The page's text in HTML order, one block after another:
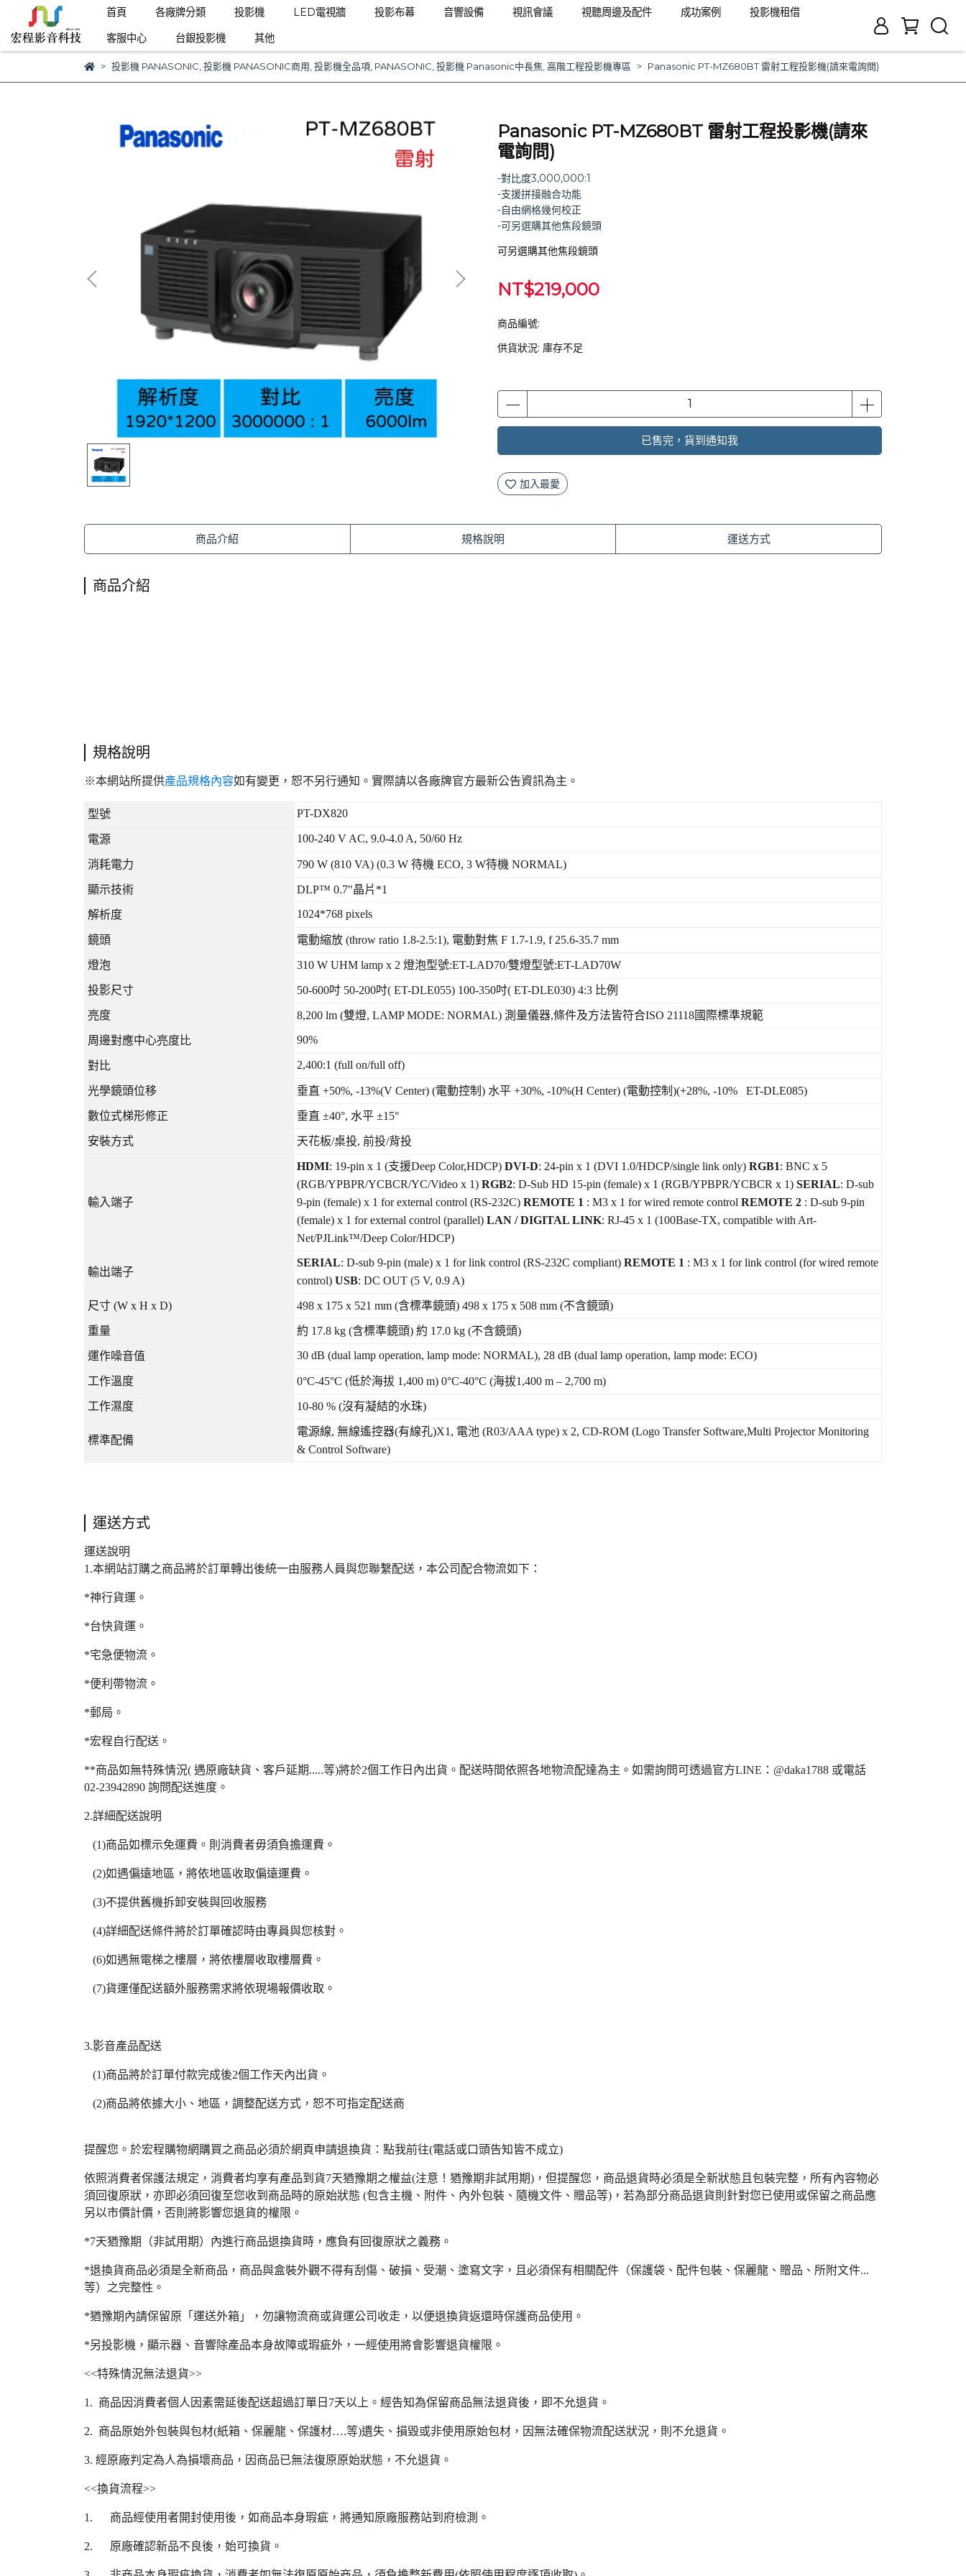
首頁 各廠牌分類 投影機 LED電視牆 投影布幕 音響設備 視訊會議 視聽周邊及配件 成功案例
投影機租借
客服中心
台銀投影機 其他
投影機 PANASONIC 投影機 PANASONIC商用 投影機全品項, PANASONIC 投影機 Panasonic中長焦 高階工程投影機專區 Panasonic PT-MZ680BT 雷射工程投影機(請來電詢問)
Panasonic PT-MZ680BT 雷射工程投影機(請來
電詢問)
-對比度3,000,000:1
-支援拼接融合功能
-自由網格幾何校正
-可另選購其他焦段鏡頭
可另選購其他焦段鏡頭
NT$219,000
商品編號:
供貨狀況: 庫存不足
已售完，貨到通知我
加入最愛
商品介紹 規格說明 運送方式
商品介紹
規格說明
※本網站所提供產品規格內容如有變更，恕不另行通知。實際請以各廠牌官方最新公告資訊為主。
型號 PT-DX820
電源 100-240 V AC, 9.0-4.0 A, 50/60 Hz
消耗電力 790 W (810 VA) (0.3 W 待機 ECO, 3 W待機 NORMAL)
顯示技術 DLP™ 0.7″晶片 *1
解析度 1024*768 pixels
鏡頭 電動縮放 (throw ratio 1.8-2.5:1), 電動對焦 F 1.7-1.9, f 25.6-35.7 mm
燈泡 310 W UHM lamp x 2 燈泡型號:ET-LAD70/雙燈型號:ET-LAD70W
投影尺寸 50-600吋 50-200吋( ET-DLE055) 100-350吋( ET-DLE030) 4:3 比例
亮度 8,200 lm (雙燈, LAMP MODE: NORMAL) 測量儀器,條件及方法皆符合ISO 21118國際標準規範
周邊對應中心亮度比 90%
對比 2,400:1 (full on/full off)
光學鏡頭位移 垂直 +50%, -13%(V Center) (電動控制 ) 水平 +30%, -10%(H Center) (電動控制 )(+28%, -10% ET-DLE085)
數位式梯形修正 垂直 ±40°, 水平 ±15°
安裝方式 天花板/桌投, 前投/背投
輸入端子
HDMI: 19-pin x 1 (支援Deep Color,HDCP) DVI-D: 24-pin x 1 (DVI 1.0/HDCP/single link only) RGB1: BNC x 5
(RGB/YPBPR/YCBCR/YC/Video x 1) RGB2: D-Sub HD 15-pin (female) x 1 (RGB/YPBPR/YCBCR x 1) SERIAL: D-sub
9-pin (female) x 1 for external control (RS-232C) REMOTE 1 : M3 x 1 for wired remote control REMOTE 2 : D-sub 9-pin
(female) x 1 for external control (parallel) LAN / DIGITAL LINK: RJ-45 x 1 (100Base-TX, compatible with Art-
Net/PJLink™/Deep Color/HDCP)
輸出端子
SERIAL: D-sub 9-pin (male) x 1 for link control (RS-232C compliant) REMOTE 1 : M3 x 1 for link control (for wired remote
control) USB: DC OUT (5 V, 0.9 A)
尺寸 (W x H x D) 498 x 175 x 521 mm (含標準鏡頭) 498 x 175 x 508 mm (不含鏡頭)
重量 約 17.8 kg (含標準鏡頭) 約 17.0 kg (不含鏡頭)
運作噪音值 30 dB (dual lamp operation, lamp mode: NORMAL), 28 dB (dual lamp operation, lamp mode: ECO)
工作溫度 0°C-45°C (低於海拔 1,400 m) 0°C-40°C (海拔1,400 m – 2,700 m)
工作濕度 10-80 % (沒有凝結的水珠)
標準配備
電源線, 無線遙控器(有線孔)X1, 電池 (R03/AAA type) x 2, CD-ROM (Logo Transfer Software,Multi Projector Monitoring
& Control Software)
運送方式
運送說明
1.本網站訂購之商品將於訂單轉出後統一由服務人員與您聯繫配送，本公司配合物流如下：
*神行貨運。
*台快貨運。
*宅急便物流。
*便利帶物流。
*郵局。
*宏程自行配送。
**商品如無特殊情況( 遇原廠缺貨、客戶延期.....等)將於2個工作日內出貨。配送時間依照各地物流配達為主。如需詢問可透過官方LINE：@daka1788 或電話
02-23942890 詢問配送進度。
2.詳細配送說明
(1)商品如標示免運費。則消費者毋須負擔運費。
(2)如遇偏遠地區，將依地區收取偏遠運費。
(3)不提供舊機拆卸安裝與回收服務
(4)詳細配送條件將於訂單確認時由專員與您核對。
(6)如遇無電梯之樓層，將依樓層收取樓層費。
(7)貨運僅配送額外服務需求將依現場報價收取。
3.影音產品配送
(1)商品將於訂單付款完成後2個工作天內出貨。
(2)商品將依據大小、地區，調整配送方式，恕不可指定配送商
提醒您。於宏程購物網購買之商品必須於網頁申請退換貨：點我前往(電話或口頭告知皆不成立)
依照消費者保護法規定，消費者均享有產品到貨7天猶豫期之權益(注意！猶豫期非試用期)，但提醒您，商品退貨時必須是全新狀態且包裝完整，所有內容物必
須回復原狀，亦即必須回復至您收到商品時的原始狀態 (包含主機、附件、內外包裝、隨機文件、贈品等)，若為部分商品退貨則針對您已使用或保留之商品應
另以市價計價，否則將影響您退貨的權限。
*7天猶豫期（非試用期）內進行商品退換貨時，應負有回復原狀之義務。
*退換貨商品必須是全新商品，商品與盒裝外觀不得有刮傷、破損、受潮、塗寫文字，且必須保有相關配件（保護袋、配件包裝、保麗龍、贈品、所附文件...
等）之完整性。
*猶豫期內請保留原「運送外箱」，勿讓物流商或貨運公司收走，以便退換貨返還時保護商品使用。
*另投影機，顯示器、音響除產品本身故障或瑕疵外，一經使用將會影響退貨權限。
<<特殊情況無法退貨>>
1. 商品因消費者個人因素需延後配送超過訂單日7天以上。經告知為保留商品無法退貨後，即不允退貨。
2. 商品原始外包裝與包材(紙箱、保麗龍、保護材….等)遺失、損毀或非使用原始包材，因無法確保物流配送狀況，則不允退貨。
3. 經原廠判定為人為損壞商品，因商品已無法復原原始狀態，不允退貨。
<<換貨流程>>
1. 商品經使用者開封使用後，如商品本身瑕疵，將通知原廠服務站到府檢測。
2. 原廠確認新品不良後，始可換貨。